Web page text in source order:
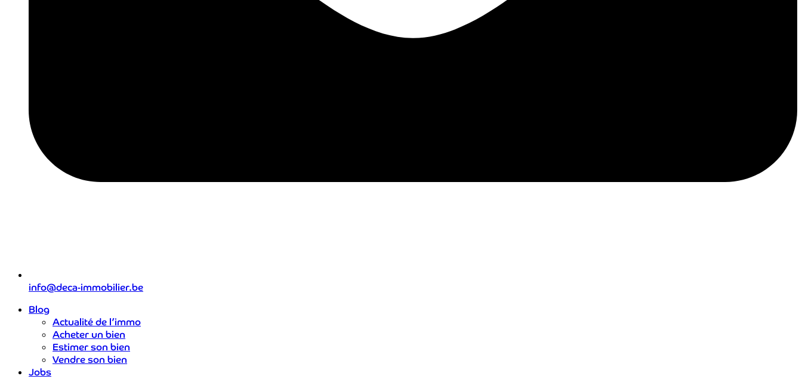
info@deca-immobilier.be
Blog
Actualité de l’immo
Acheter un bien
Estimer son bien
Vendre son bien
Jobs